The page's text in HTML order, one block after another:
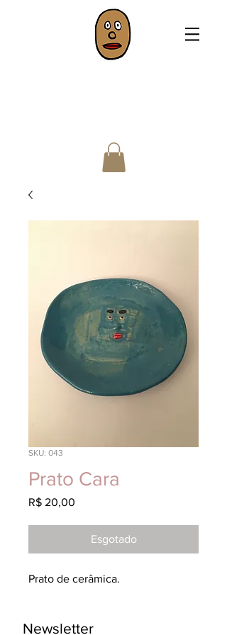
SKU: 043
Prato Cara
R$ 20,00
Esgotado
Prato de cerâmica.
Newsletter